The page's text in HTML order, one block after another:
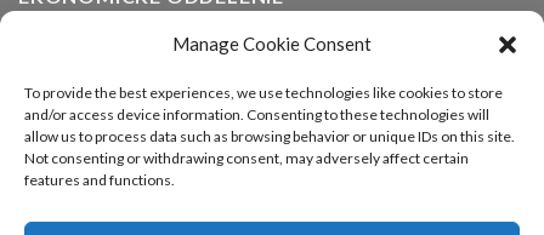
Manage Cookie Consent
To provide the best experiences, we use technologies like cookies to store
and/or access device information. Consenting to these technologies will
allow us to process data such as browsing behavior or unique IDs on this site.
Not consenting or withdrawing consent, may adversely affect certain
features and functions.
email:info@alfaline.sk
Tel.: +421(0)910 871 623